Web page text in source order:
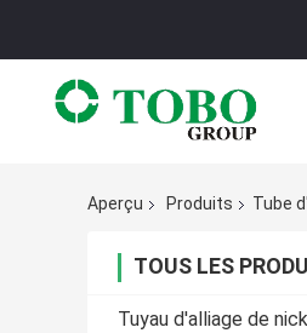
Aperçu Produits Tube
TOUS LES
Tuyau d'alliage de